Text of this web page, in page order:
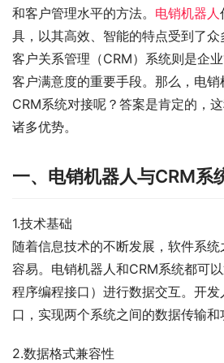
和客户管理水平的方法。 电销机器人
具，以其高效、智能的特点受到了
客户关系管理（CRM）系统则是企
客户满意度的重要手段。那么，电
CRM系统对接呢？答案是肯定的，
诸多优势。
一、电销机器人与CRM系
1.技术基础
随着信息技术的不断发展，软件系
容易。电销机器人和CRM系统都可
程序编程接口）进行数据交互。开
口，实现两个系统之间的数据传输和
2.数据格式兼容性